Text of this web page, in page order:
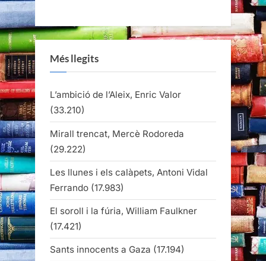
Més llegits
L’ambició de l’Aleix, Enric Valor
(33.210)
Mirall trencat, Mercè Rodoreda
(29.222)
Les llunes i els calàpets, Antoni Vidal
Ferrando (17.983)
El soroll i la fúria, William Faulkner
(17.421)
Sants innocents a Gaza (17.194)